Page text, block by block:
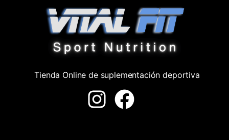
Tienda Online de suplementación deportiva